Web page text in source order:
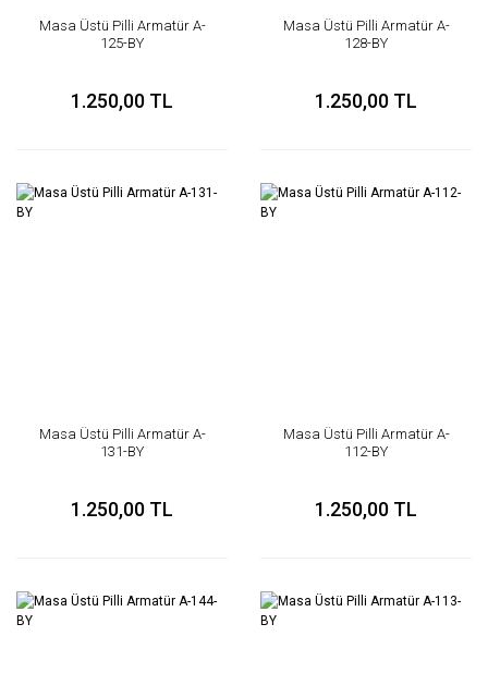
Masa Üstü Pilli Armatür A-
125-BY
1.250,00 TL
Masa Üstü Pilli Armatür A-
128-BY
1.250,00 TL
Masa Üstü Pilli Armatür A-
131-BY
1.250,00 TL
Masa Üstü Pilli Armatür A-
112-BY
1.250,00 TL